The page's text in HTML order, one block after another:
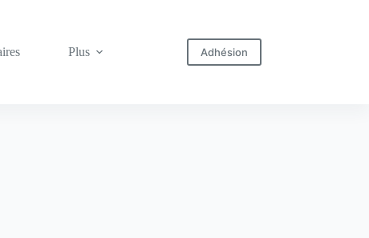
Plus Adhésion